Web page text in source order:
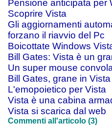
Pensione anticipata per
Scoprire Vista
Gli aggiornamenti
forzano il riavvio del Pc
Boicottate Windows
Bill Gates: Vista è un
Un super mouse
Bill Gates, grane in Vista
L'emopoietico per Vista
Vista è una cabina
Vista si scarica dal web
Commenti all'articolo (3)